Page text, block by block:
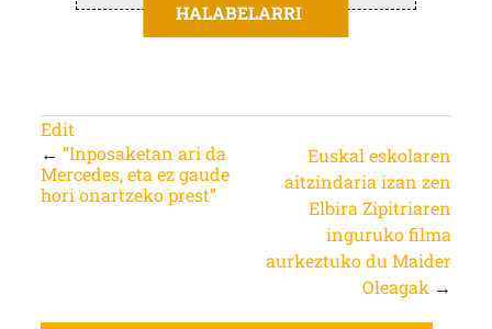
HALABELARRI
Edit
← “Inposaketan ari da
Mercedes, eta ez gaude
hori onartzeko prest”
Euskal eskolaren
aitzindaria izan zen
Elbira Zipitriaren
inguruko filma
aurkeztuko du Maider
Oleagak →